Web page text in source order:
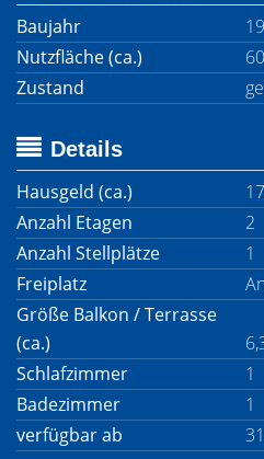
Baujahr
Nutzfläche (ca.)
Zustand
Details
Hausgeld (ca.)
Anzahl Etagen
2
Anzahl Stellplätze
1
Freiplatz
Größe Balkon / Terrasse
(ca.)
Schlafzimmer
1
Badezimmer
1
verfügbar ab